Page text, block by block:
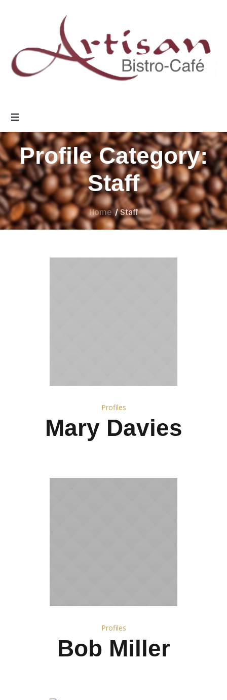
Profile Category:
Staff
Home/Staff
Profiles
Mary Davies
Profiles
Bob Miller